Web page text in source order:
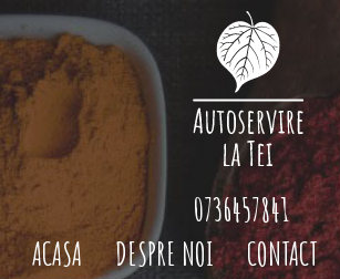
ACASA DESPRE NOI CONTACT
0736457841